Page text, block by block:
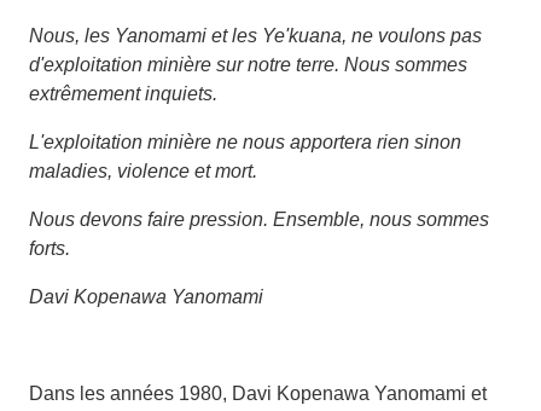
Nous, les Yanomami et les Ye'kuana, ne voulons pas
d'exploitation minière sur notre terre. Nous sommes
extrêmement inquiets.
L'exploitation minière ne nous apportera rien sinon
maladies, violence et mort.
Nous devons faire pression. Ensemble, nous sommes
forts.
Davi Kopenawa Yanomami
Dans les années 1980, Davi Kopenawa Yanomami et